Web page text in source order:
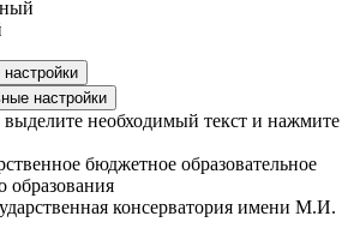
настройки
выделите необходимый текст и нажмите
бюджетное образовательное
образования
консерватория имени М.И.